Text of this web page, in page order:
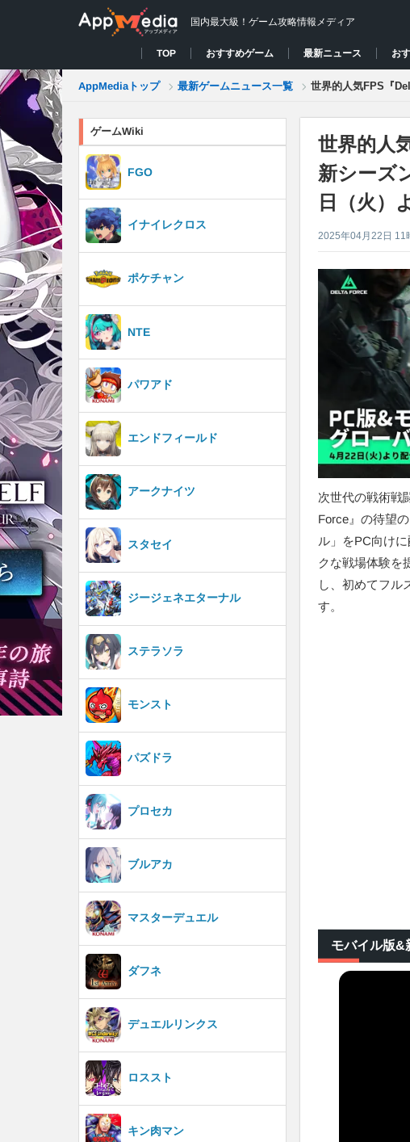
国内最大級！ゲーム攻略情報メディア
TOP おすすめゲーム 最新ニュース お
AppMediaトップ 最新ゲームニュース一覧 世界的人気FPS『
世界的人
新シーズ
日（火）
2025年04月22日 11
次世代の戦術戦
Force』の待望
ル」をPC向け
クな戦場体験を
し、初めてフル
す。
モバイル版&
ゲームWiki
FGO
イナイレクロス
ポケチャン
NTE
パワアド
エンドフィールド
アークナイツ
スタセイ
ジージェネエターナル
ステラソラ
モンスト
パズドラ
プロセカ
ブルアカ
マスターデュエル
ダフネ
デュエルリンクス
ロススト
キン肉マン